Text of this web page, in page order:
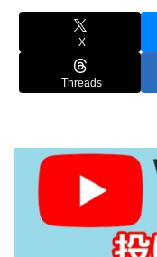
X
Threads